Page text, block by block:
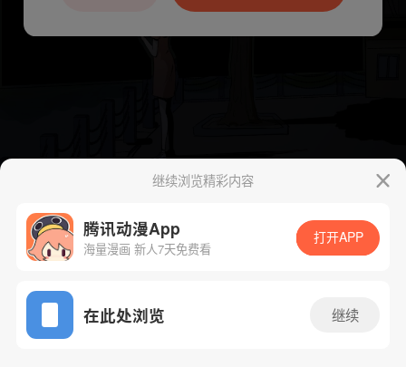
App免费看
下一话
继续浏览精彩内容
腾讯动漫App
海量漫画 新人7天免费看
打开APP
在此处浏览 继续